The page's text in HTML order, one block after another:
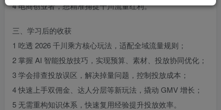
4 电商创业者，想精准捕捉千川流量红利。
三、学习后的收获
1 吃透 2026 千川乘方核心玩法，适配全域流量规则；
2 掌握 AI 智能投放技巧，实现预算、素材、投放协同优化；
3 学会排查投放误区，解决掉量问题，控制投放成本；
4 快速上手双佣金、达人分层等新玩法，撬动 GMV 增长；
5 无需重构知识体系，快速复用经验提升投放效率。